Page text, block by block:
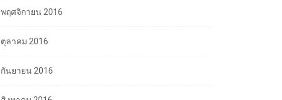
พฤศจิกายน 2016
ตุลาคม 2016
กันยายน 2016